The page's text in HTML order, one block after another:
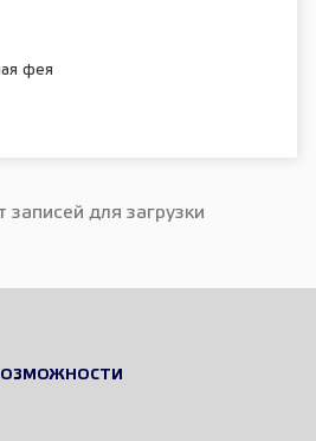
фея
записей для загрузки